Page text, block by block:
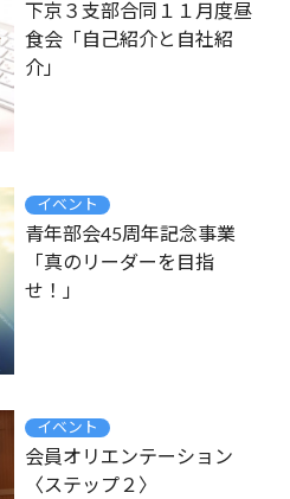
下京３支部合同１１月度昼
食会「自己紹介と自社紹
介」
イベント
青年部会45周年記念事業
「真のリーダーを目指
せ！」
イベント
会員オリエンテーション
〈ステップ２〉